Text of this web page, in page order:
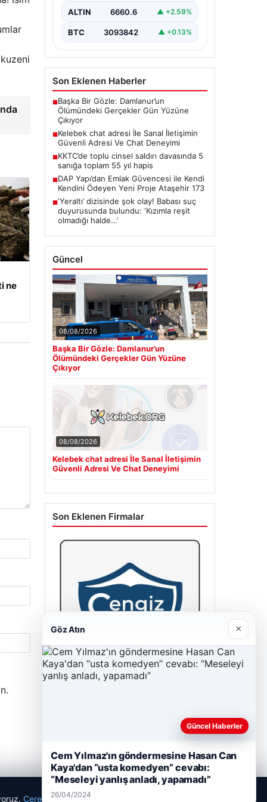
ne
Günümüzde birçok…
ALTIN 6660.6 ▲ +2.59%
BTC 3093842 ▲ +0.13%
Son Eklenen Haberler
■Başka Bir Gözle: Damlanur’un
Ölümündeki Gerçekler Gün Yüzüne
Çıkıyor
■Kelebek chat adresi İle Sanal İletişimin
Güvenli Adresi Ve Chat Deneyimi
■KKTC’de toplu cinsel saldırı davasında 5
sanığa toplam 55 yıl hapis
■DAP Yapı’dan Emlak Güvencesi ile Kendi
Kendini Ödeyen Yeni Proje Ataşehir 173
■‘Yeraltı’ dizisinde şok olay! Babası suç
duyurusunda bulundu: ‘Kızımla reşit
olmadığı halde…’
Güncel
08/08/2026
Başka Bir Gözle: Damlanur’un
Ölümündeki Gerçekler Gün Yüzüne
Çıkıyor
08/08/2026
Kelebek chat adresi İle Sanal İletişimin
Güvenli Adresi Ve Chat Deneyimi
Son Eklenen Firmalar
Çerez Politikamız
Göz Atın ×
Güncel Haberler
Cem Yılmaz'ın göndermesine Hasan Can
Kaya'dan “usta komedyen” cevabı:
“Meseleyi yanlış anladı, yapamadı”
26/04/2024